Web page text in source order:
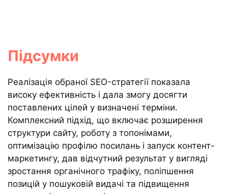
Підсумки
Реалізація обраної SEO-стратегії показала
високу ефективність і дала змогу досягти
поставлених цілей у визначені терміни.
Комплексний підхід, що включає розширення
структури сайту, роботу з топонімами,
оптимізацію профілю посилань і запуск контент-
маркетингу, дав відчутний результат у вигляді
зростання органічного трафіку, поліпшення
позицій у пошуковій видачі та підвищення